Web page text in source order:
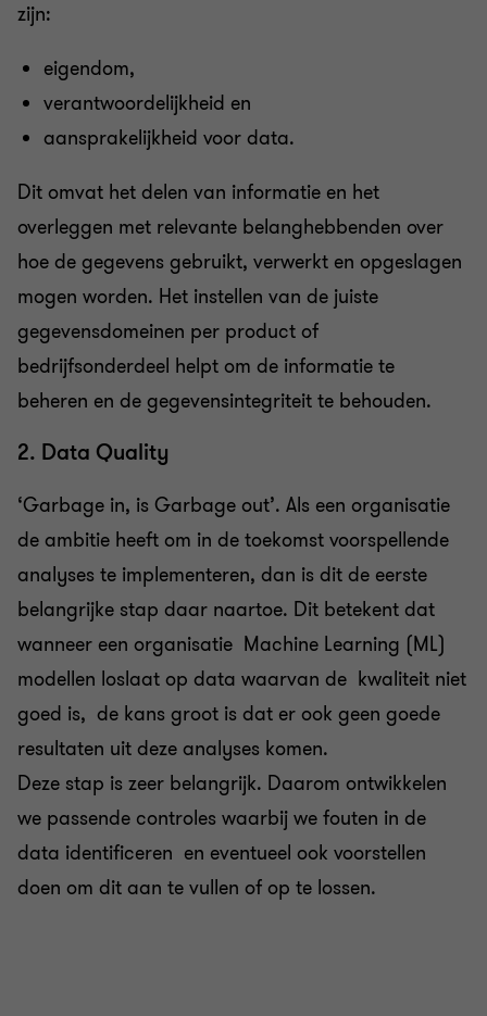
zijn:
eigendom,
verantwoordelijkheid en
aansprakelijkheid voor data.
Dit omvat het delen van informatie en het
overleggen met relevante belanghebbenden over
hoe de gegevens gebruikt, verwerkt en opgeslagen
mogen worden. Het instellen van de juiste
gegevensdomeinen per product of
bedrijfsonderdeel helpt om de informatie te
beheren en de gegevensintegriteit te behouden.
2. Data Quality
‘Garbage in, is Garbage out’. Als een organisatie
de ambitie heeft om in de toekomst voorspellende
analyses te implementeren, dan is dit de eerste
belangrijke stap daar naartoe. Dit betekent dat
wanneer een organisatie Machine Learning (ML)
modellen loslaat op data waarvan de kwaliteit niet
goed is, de kans groot is dat er ook geen goede
resultaten uit deze analyses komen.
Deze stap is zeer belangrijk. Daarom ontwikkelen
we passende controles waarbij we fouten in de
data identificeren en eventueel ook voorstellen
doen om dit aan te vullen of op te lossen.